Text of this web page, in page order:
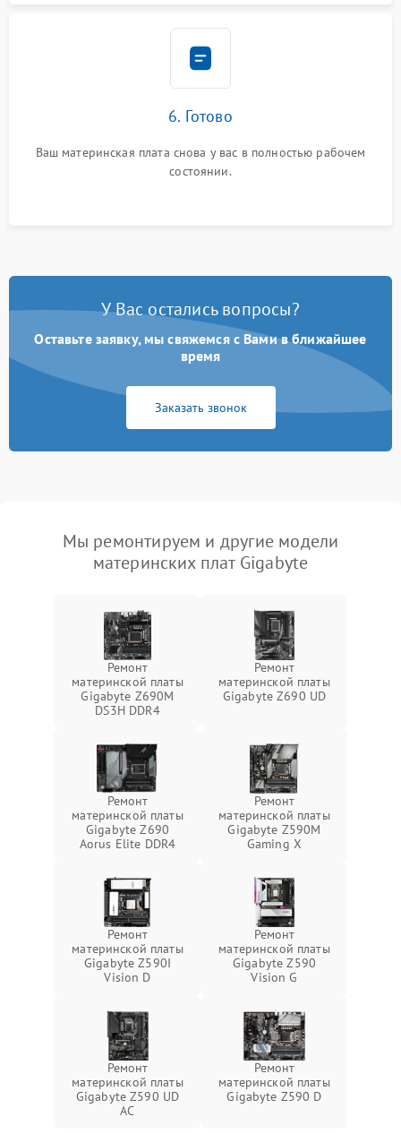
6. Готово
Ваш материнская плата снова у вас в полностью рабочем
состоянии.
У Вас остались вопросы?
Оставьте заявку, мы свяжемся с Вами в ближайшее
время
Заказать звонок
Мы ремонтируем и другие модели
материнских плат Gigabyte
Ремонт
материнской платы
Gigabyte Z690M
DS3H DDR4
Ремонт
материнской платы
Gigabyte Z690 UD
Ремонт
материнской платы
Gigabyte Z690
Aorus Elite DDR4
Ремонт
материнской платы
Gigabyte Z590M
Gaming X
Ремонт
материнской платы
Gigabyte Z590I
Vision D
Ремонт
материнской платы
Gigabyte Z590
Vision G
Ремонт
материнской платы
Gigabyte Z590 UD
AC
Ремонт
материнской платы
Gigabyte Z590 D